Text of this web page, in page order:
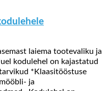
laiema tootevaliku ja
kodulehel on kajastatud
*Klaasitööstuse
ja